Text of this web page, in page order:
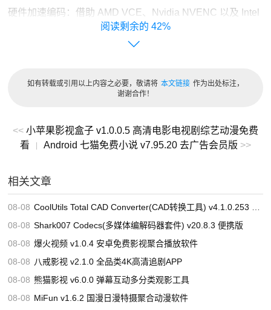
硬件加速编码：借助 AMD VCE、Nvidia NVENC 以及 Intel
QuickSync 实现硬件加速编码，加快编码速度 。
AAC/AC3/MP3/DTS/DTS - HD 直通 。
进行精准设置 。
多样视频处理滤镜：具备解码、电视转播、去隔行、旋转、
强大批量与同步编码：支持强大的批量编码功能，并且能够
实现同步编码 。
即时源预览功能：可即时预览视频源内容 。
预览剪辑创建：能够创建小型的编码预览剪辑 。
42%
如有转载或引用以上内容之必要，敬请将 本文链接 作为出处标注，
谢谢合作！
<< 小苹果影视盒子 v1.0.0.5 高清电影电视剧综艺动漫免费
看
| Android 七猫免费小说 v7.95.20 去广告会员版 >>
相关文章
08-08 CoolUtils Total CAD Converter(CAD转换工具) v4.1.0.253 多语便携版
08-08 Shark007 Codecs(多媒体编解码器套件) v20.8.3 便携版
08-08 爆火视频 v1.0.4 安卓免费影视聚合播放软件
08-08 八戒影视 v2.1.0 全品类4K高清追剧APP
08-08 熊猫影视 v6.0.0 弹幕互动多分类观影工具
08-08 MiFun v1.6.2 国漫日漫特摄聚合动漫软件